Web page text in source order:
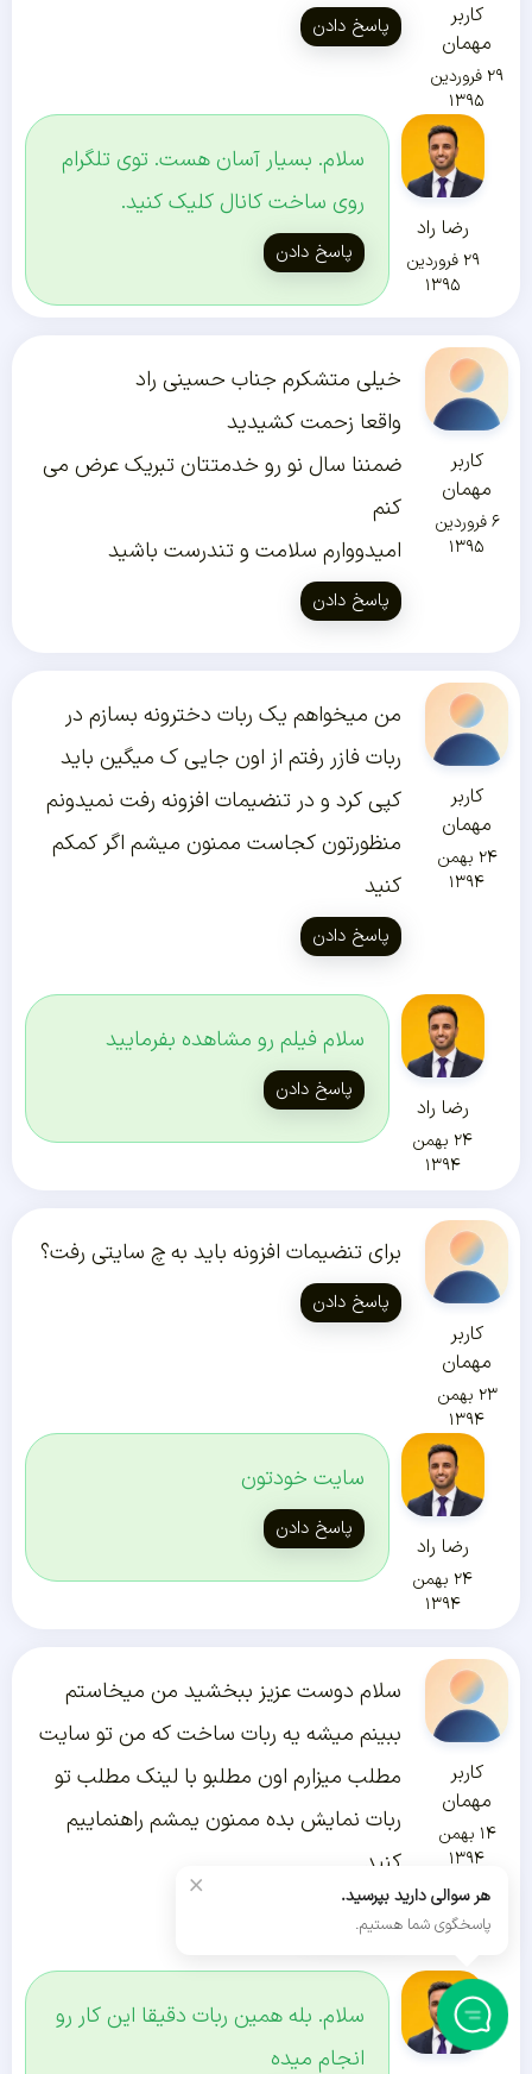
کاربر
مهمان
۲۹ فروردین
۱۳۹۵
پاسخ دادن
رضا راد
۲۹ فروردین
۱۳۹۵
سلام. بسیار آسان هست. توی تلگرام
روی ساخت کانال کلیک کنید.
پاسخ دادن
کاربر
مهمان
۶ فروردین
۱۳۹۵
خیلی متشکرم جناب حسینی راد
واقعا زحمت کشیدید
ضمننا سال نو رو خدمتتان تبریک عرض می
کنم
امیدووارم سلامت و تندرست باشید
پاسخ دادن
کاربر
مهمان
۲۴ بهمن
۱۳۹۴
من میخواهم یک ربات دخترونه بسازم در
ربات فازر رفتم از اون جایی ک میگین باید
کپی کرد و در تنضیمات افزونه رفت نمیدونم
منظورتون کجاست ممنون میشم اگر کمکم
کنید
پاسخ دادن
رضا راد
۲۴ بهمن
۱۳۹۴
سلام فیلم رو مشاهده بفرمایید
پاسخ دادن
کاربر
مهمان
۲۳ بهمن
۱۳۹۴
برای تنضیمات افزونه باید به چ سایتی رفت؟
پاسخ دادن
رضا راد
۲۴ بهمن
۱۳۹۴
سایت خودتون
پاسخ دادن
کاربر
مهمان
۱۴ بهمن
۱۳۹۴
سلام دوست عزیز ببخشید من میخاستم
ببینم میشه یه ربات ساخت که من تو سایت
مطلب میزارم اون مطلبو با لینک مطلب تو
ربات نمایش بده ممنون یمشم راهنماییم
کنید
پاسخ دادن
سلام. بله همین ربات دقیقا این کار رو
انجام میده
× هر سوالی دارید بپرسید.
پاسخگوی شما هستیم.